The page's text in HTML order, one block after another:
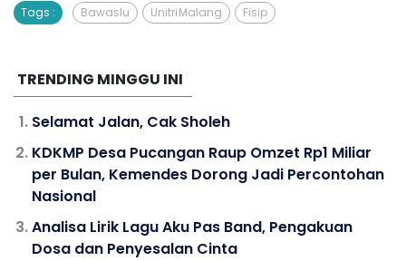
Tags : Bawaslu Unitri Malang Fisip
TRENDING MINGGU INI
Selamat Jalan, Cak Sholeh
KDKMP Desa Pucangan Raup Omzet Rp1 Miliar
per Bulan, Kemendes Dorong Jadi Percontohan
Nasional
Analisa Lirik Lagu Aku Pas Band, Pengakuan
Dosa dan Penyesalan Cinta